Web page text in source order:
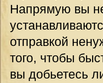
Напрямую вы
отправкой
того, чтобы
вы добьетесь